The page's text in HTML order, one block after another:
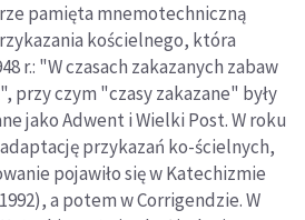
pamięta mnemotechniczną
kościelnego, która
r.: "W czasach zakazanych zabaw
przy czym "czasy zakazane" były
jako Adwent i Wielki Post. W roku
przykazań ko-ścielnych,
pojawiło się w Katechizmie
a potem w Corrigendzie. W